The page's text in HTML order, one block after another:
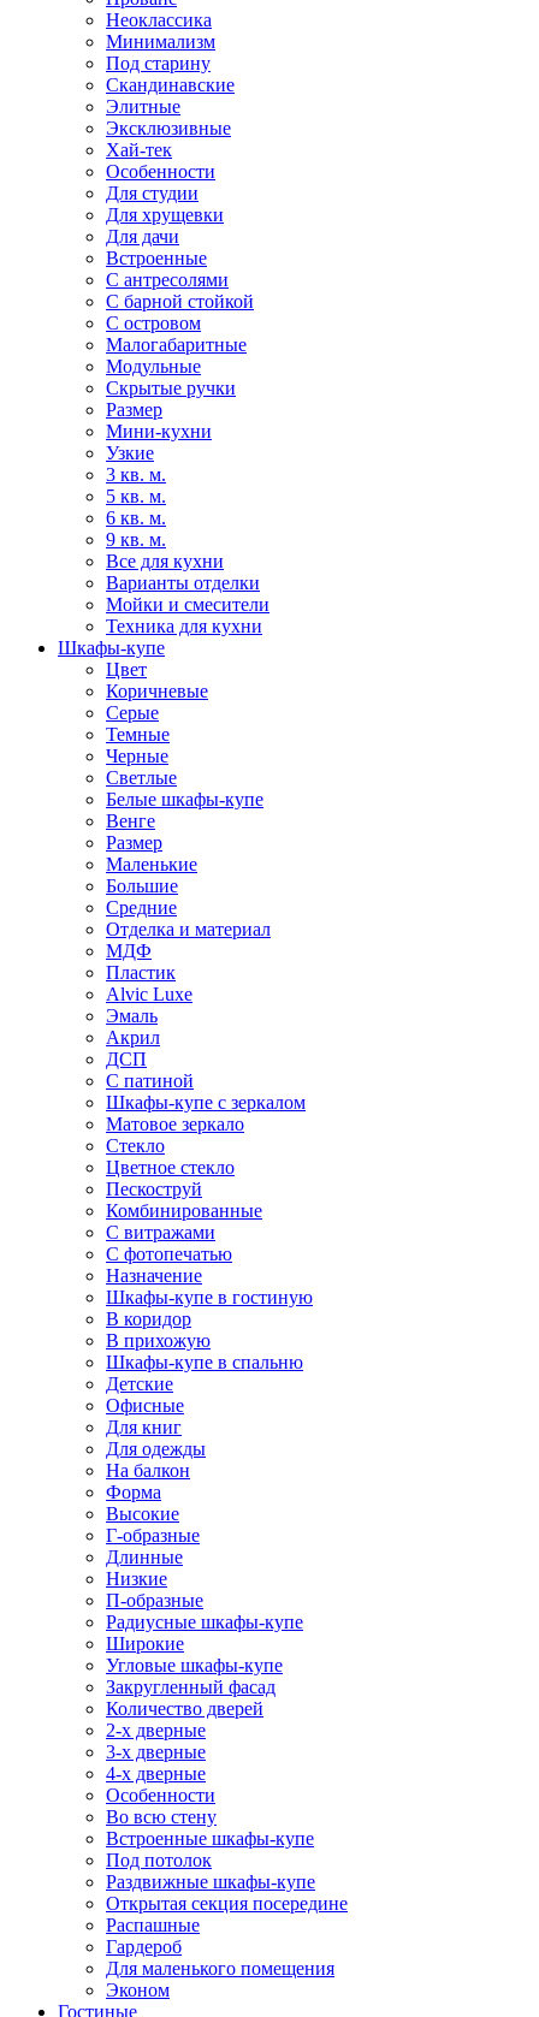
Неоклассика
Минимализм
Под старину
Скандинавские
Элитные
Эксклюзивные
Хай-тек
Особенности
Для студии
Для хрущевки
Для дачи
Встроенные
С антресолями
С барной стойкой
С островом
Малогабаритные
Модульные
Скрытые ручки
Размер
Мини-кухни
Узкие
3 кв. м.
5 кв. м.
6 кв. м.
9 кв. м.
Все для кухни
Варианты отделки
Мойки и смесители
Техника для кухни
Шкафы-купе
Цвет
Коричневые
Серые
Темные
Черные
Светлые
Белые шкафы-купе
Венге
Размер
Маленькие
Большие
Средние
Отделка и материал
МДФ
Пластик
Alvic Luxe
Эмаль
Акрил
ДСП
С патиной
Шкафы-купе с зеркалом
Матовое зеркало
Стекло
Цветное стекло
Пескоструй
Комбинированные
С витражами
С фотопечатью
Назначение
Шкафы-купе в гостиную
В коридор
В прихожую
Шкафы-купе в спальню
Детские
Офисные
Для книг
Для одежды
На балкон
Форма
Высокие
Г-образные
Длинные
Низкие
П-образные
Радиусные шкафы-купе
Широкие
Угловые шкафы-купе
Закругленный фасад
Количество дверей
2-х дверные
3-х дверные
4-х дверные
Особенности
Во всю стену
Встроенные шкафы-купе
Под потолок
Раздвижные шкафы-купе
Открытая секция посередине
Распашные
Гардероб
Для маленького помещения
Эконом
Гостиные